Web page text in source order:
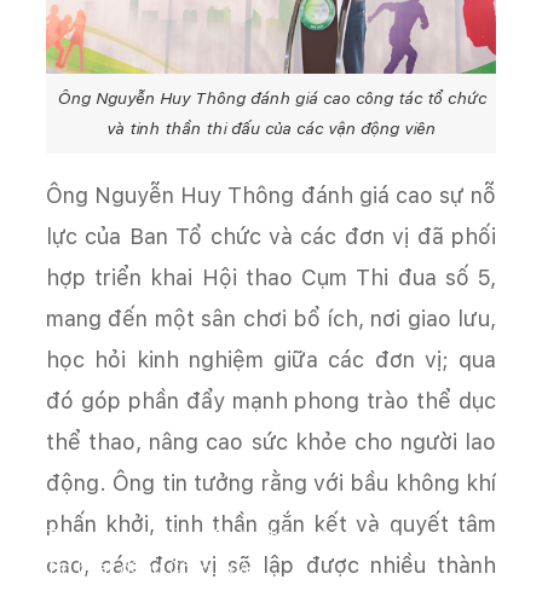
Trang chủ Đảng, Đoàn thể
Công đoàn
Tin hoạt động Công đoàn
Ông Nguyễn Huy Thông đánh giá cao công tác tổ chức
và tinh thần thi đấu của các vận động viên
Ông Nguyễn Huy Thông đánh giá cao sự nỗ
lực của Ban Tổ chức và các đơn vị đã phối
hợp triển khai Hội thao Cụm Thi đua số 5,
mang đến một sân chơi bổ ích, nơi giao lưu,
học hỏi kinh nghiệm giữa các đơn vị; qua
đó góp phần đẩy mạnh phong trào thể dục
thể thao, nâng cao sức khỏe cho người lao
động. Ông tin tưởng rằng với bầu không khí
phấn khởi, tinh thần gắn kết và quyết tâm
cao, các đơn vị sẽ lập được nhiều thành